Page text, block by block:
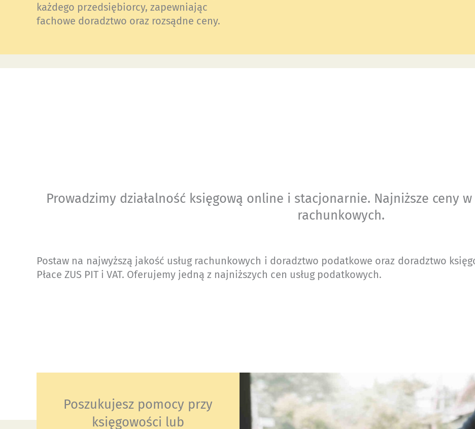
każdego przedsiębiorcy, zapewniając
fachowe doradztwo oraz rozsądne ceny.
Prowadzimy działalność księgową online i stacjonarnie. Najniższe ceny w
rachunkowych.
Postaw na najwyższą jakość usług rachunkowych i doradztwo podatkowe oraz doradztwo
Płace ZUS PIT i VAT. Oferujemy jedną z najniższych cen usług podatkowych.
Poszukujesz pomocy przy
księgowości lub